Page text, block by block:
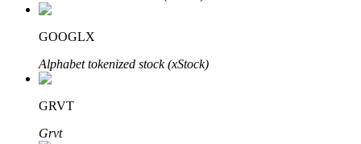
GOOGLX
Alphabet tokenized stock (xStock)
GRVT
Grvt